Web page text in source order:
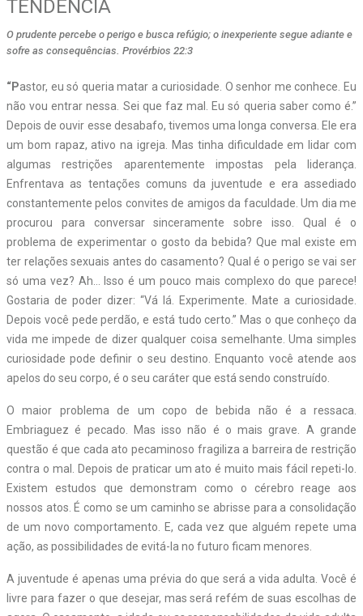
TENDÊNCIA
O prudente percebe o perigo e busca refúgio; o inexperiente segue adiante e
sofre as consequências. Provérbios 22:3
“Pastor, eu só queria matar a curiosidade. O senhor me conhece. Eu
não vou entrar nessa. Sei que faz mal. Eu só queria saber como é.”
Depois de ouvir esse desabafo, tivemos uma longa conversa. Ele era
um bom rapaz, ativo na igreja. Mas tinha dificuldade em lidar com
algumas restrições aparentemente impostas pela liderança.
Enfrentava as tentações comuns da juventude e era assediado
constantemente pelos convites de amigos da faculdade. Um dia me
procurou para conversar sinceramente sobre isso. Qual é o
problema de experimentar o gosto da bebida? Que mal existe em
ter relações sexuais antes do casamento? Qual é o perigo se vai ser
só uma vez? Ah… Isso é um pouco mais complexo do que parece!
Gostaria de poder dizer: “Vá lá. Experimente. Mate a curiosidade.
Depois você pede perdão, e está tudo certo.” Mas o que conheço da
vida me impede de dizer qualquer coisa semelhante. Uma simples
curiosidade pode definir o seu destino. Enquanto você atende aos
apelos do seu corpo, é o seu caráter que está sendo construído.
O maior problema de um copo de bebida não é a ressaca.
Embriaguez é pecado. Mas isso não é o mais grave. A grande
questão é que cada ato pecaminoso fragiliza a barreira de restrição
contra o mal. Depois de praticar um ato é muito mais fácil repeti-lo.
Existem estudos que demonstram como o cérebro reage aos
nossos atos. É como se um caminho se abrisse para a consolidação
de um novo comportamento. E, cada vez que alguém repete uma
ação, as possibilidades de evitá-la no futuro ficam menores.
A juventude é apenas uma prévia do que será a vida adulta. Você é
livre para fazer o que desejar, mas será refém de suas escolhas de